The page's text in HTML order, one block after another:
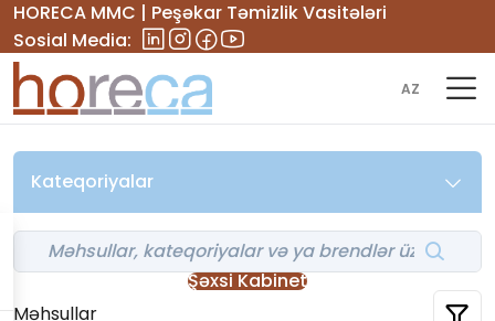
HORECA MMC | Peşəkar Təmizlik Vasitələri
Sosial Media:
AZ
Kateqoriyalar
Şəxsi Kabinet
Məhsullar